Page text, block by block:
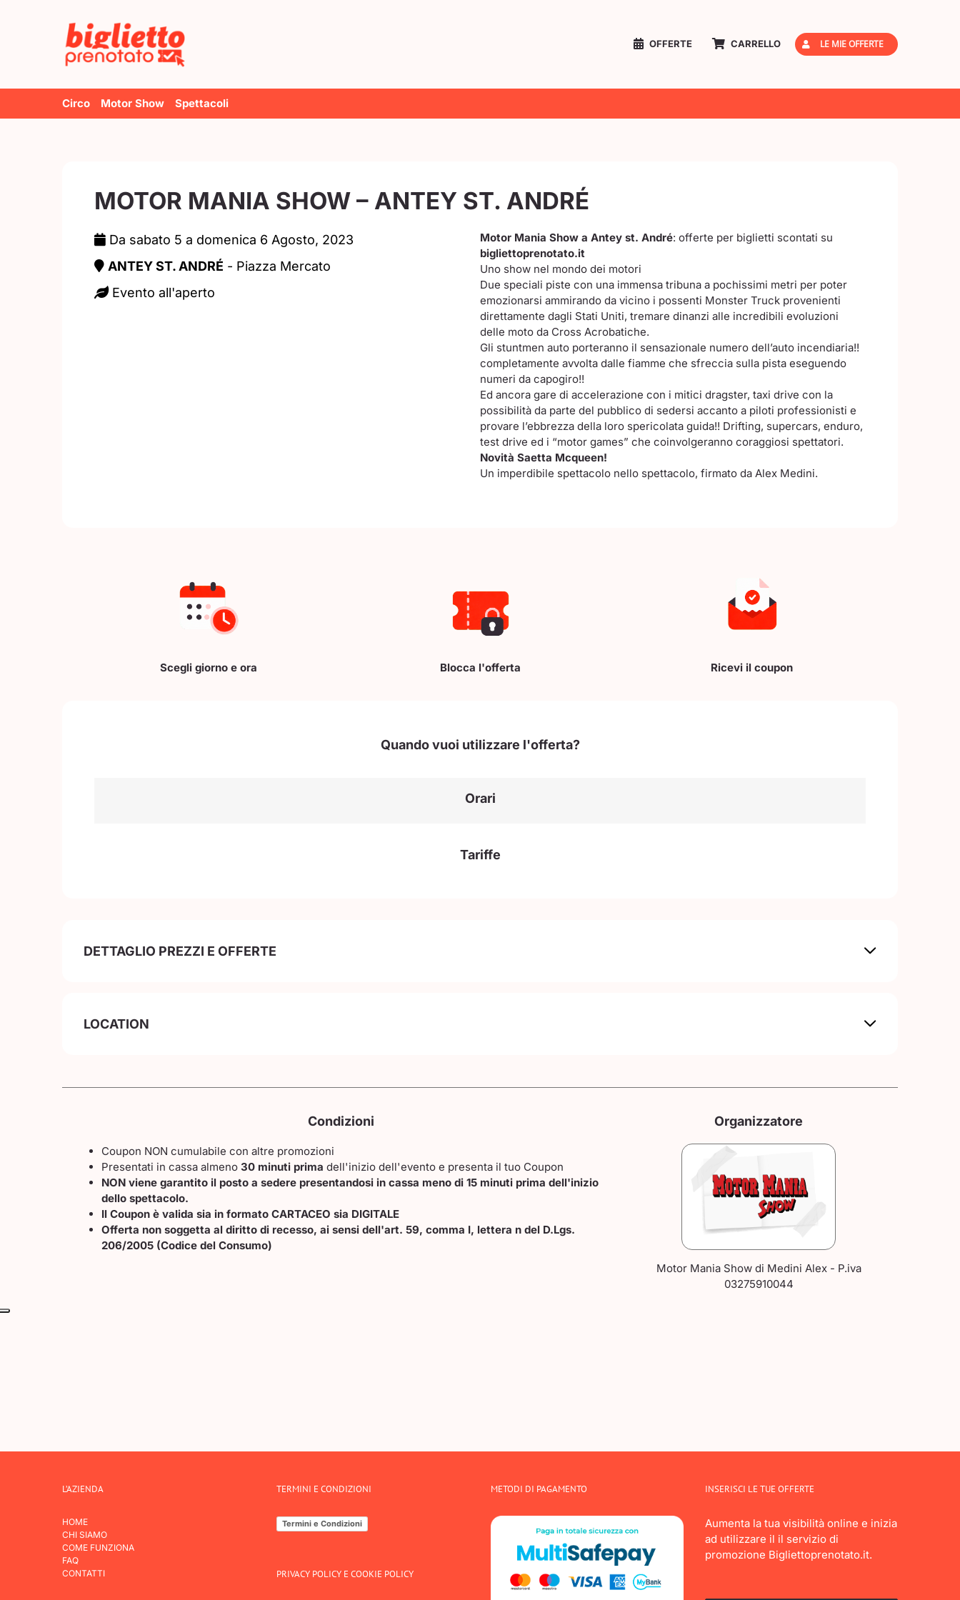
OFFERTE CARRELLO LE MIE OFFERTE
Circo Motor Show Spettacoli
MOTOR MANIA SHOW – ANTEY ST. ANDRÉ
Da sabato 5 a domenica 6 Agosto, 2023
ANTEY ST. ANDRÉ - Piazza Mercato
Evento all'aperto
Motor Mania Show a Antey st. André: offerte per biglietti scontati su
bigliettoprenotato.it
Uno show nel mondo dei motori
Due speciali piste con una immensa tribuna a pochissimi metri per poter
emozionarsi ammirando da vicino i possenti Monster Truck provenienti
direttamente dagli Stati Uniti, tremare dinanzi alle incredibili evoluzioni
delle moto da Cross Acrobatiche.
Gli stuntmen auto porterannoil sensazionale numero dell’auto incendiaria!!
completamente avvolta dalle fiamme che sfreccia sulla pista eseguendo
numeri da capogiro!!
Ed ancora gare di accelerazione con i mitici dragster, taxi drive con la
possibilità da parte del pubblico di sedersi accanto a piloti professionisti e
provare l’ebbrezza della loro spericolata guida!! Drifting, supercars, enduro,
test drive ed i “motor games” che coinvolgeranno coraggiosi spettatori.
Novità Saetta Mcqueen!
Un imperdibile spettacolo nello spettacolo, firmato da Alex Medini.
Scegli giorno e ora Blocca l'offerta Ricevi il coupon
Quando vuoi utilizzare l'offerta?
Orari
Tariffe
DETTAGLIO PREZZI E OFFERTE
LOCATION
Condizioni
Coupon NON cumulabile con altre promozioni
Presentati in cassa almeno 30 minuti prima dell'inizio dell'evento e presenta il tuo Coupon
NON viene garantito il posto a sedere presentandosi in cassa meno di 15 minuti prima dell'inizio
dello spettacolo.
Il Coupon è valida sia in formato CARTACEO sia DIGITALE
Offerta non soggetta al diritto di recesso, ai sensi dell'art. 59, comma I, lettera n del D.Lgs.
206/2005 (Codice del Consumo)
Organizzatore
Motor Mania Show di Medini Alex - P.iva
03275910044
L’AZIENDA
HOME
CHI SIAMO
COME FUNZIONA
FAQ
CONTATTI
TERMINI E CONDIZIONI
Termini e Condizioni
PRIVACY POLICY E COOKIE POLICY
METODI DI PAGAMENTO INSERISCI LE TUE OFFERTE
Aumenta la tua visibilità online e inizia
ad utilizzare il il servizio di
promozione Bigliettoprenotato.it.